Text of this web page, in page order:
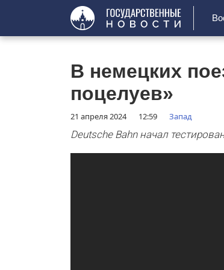
В немецких
поцелуев»
21 апреля 2024 12:59 Запад
Deutsche Bahn начал